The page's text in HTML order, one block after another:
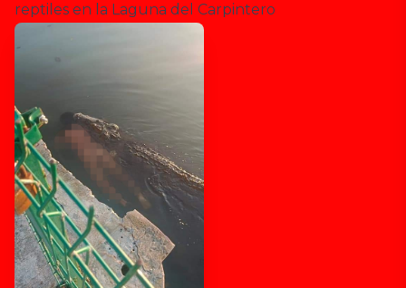
reptiles en la Laguna del Carpintero